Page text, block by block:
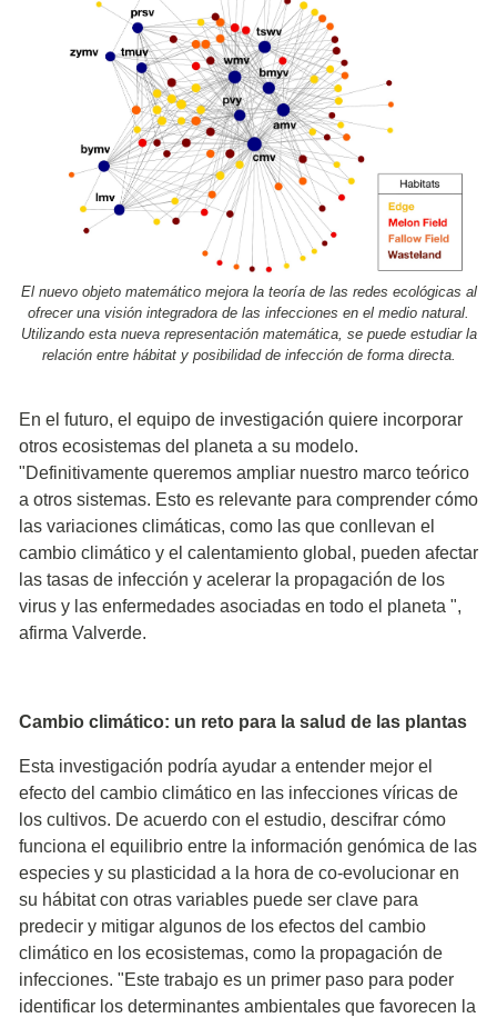
El nuevo objeto matemático mejora la teoría de las redes ecológicas al
ofrecer una visión integradora de las infecciones en el medio natural.
Utilizando esta nueva representación matemática, se puede estudiar la
relación entre hábitat y posibilidad de infección de forma directa.
En el futuro, el equipo de investigación quiere incorporar
otros ecosistemas del planeta a su modelo.
"Definitivamente queremos ampliar nuestro marco teórico
a otros sistemas. Esto es relevante para comprender cómo
las variaciones climáticas, como las que conllevan el
cambio climático y el calentamiento global, pueden afectar
las tasas de infección y acelerar la propagación de los
virus y las enfermedades asociadas en todo el planeta ",
afirma Valverde.
Cambio climático: un reto para la salud de las plantas
Esta investigación podría ayudar a entender mejor el
efecto del cambio climático en las infecciones víricas de
los cultivos. De acuerdo con el estudio, descifrar cómo
funciona el equilibrio entre la información genómica de las
especies y su plasticidad a la hora de co-evolucionar en
su hábitat con otras variables puede ser clave para
predecir y mitigar algunos de los efectos del cambio
climático en los ecosistemas, como la propagación de
infecciones. "Este trabajo es un primer paso para poder
identificar los determinantes ambientales que favorecen la